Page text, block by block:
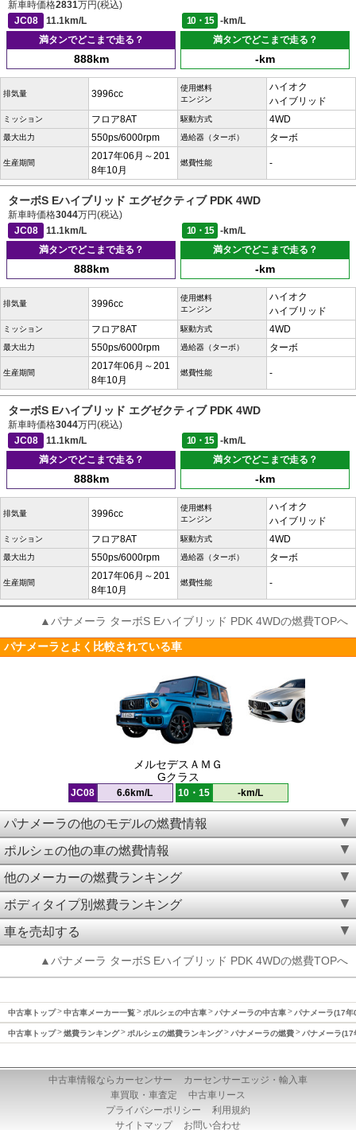
新車時価格2831万円(税込)
JC08
11.1km/L 10・15
-km/L
満タンでどこまで走る？
888km
満タンでどこまで走る？
-km
排気量 3996cc
使用燃料
エンジン
ハイオク
ハイブリッド
ミッション フロア8AT 駆動方式 4WD
最大出力 550ps/6000rpm 過給器（ターボ） ターボ
生産期間
2017年06月～201
8年10月
燃費性能 -
ターボS Eハイブリッド エグゼクティブ PDK 4WD
新車時価格3044万円(税込)
JC08
11.1km/L 10・15
-km/L
満タンでどこまで走る？
888km
満タンでどこまで走る？
-km
排気量 3996cc
使用燃料
エンジン
ハイオク
ハイブリッド
ミッション フロア8AT 駆動方式 4WD
最大出力 550ps/6000rpm 過給器（ターボ） ターボ
生産期間
2017年06月～201
8年10月
燃費性能 -
ターボS Eハイブリッド エグゼクティブ PDK 4WD
新車時価格3044万円(税込)
JC08
11.1km/L 10・15
-km/L
満タンでどこまで走る？
888km
満タンでどこまで走る？
-km
排気量 3996cc
使用燃料
エンジン
ハイオク
ハイブリッド
ミッション フロア8AT 駆動方式 4WD
最大出力 550ps/6000rpm 過給器（ターボ） ターボ
生産期間
2017年06月～201
8年10月
燃費性能 -
▲パナメーラ ターボS Eハイブリッド PDK 4WDの燃費TOPへ
パナメーラとよく比較されている車
メルセデスＡＭＧ
Gクラス
JC08 6.6km/L 10・15 -km/L
パナメーラの他のモデルの燃費情報
ポルシェの他の車の燃費情報
他のメーカーの燃費ランキング
ボディタイプ別燃費ランキング
車を売却する
▲パナメーラ ターボS Eハイブリッド PDK 4WDの燃費TOPへ
中古車トップ 中古車メーカー一覧 ポルシェの中古車 パナメーラの中古車 パナメーラ(17
中古車トップ 燃費ランキング ポルシェの燃費ランキング パナメーラの燃費 パナメーラ
中古車情報ならカーセンサー
カーセンサーエッジ・輸入車
車買取・車査定
中古車リース
プライバシーポリシー
利用規約
サイトマップ
お問い合わせ